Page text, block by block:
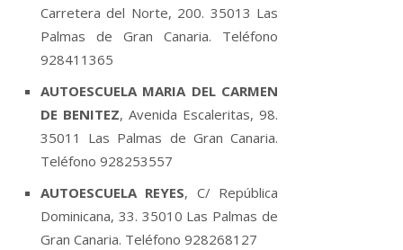
Carretera del Norte, 200. 35013 Las
Palmas de Gran Canaria. Teléfono
928411365
AUTOESCUELA MARIA DEL CARMEN
DE BENITEZ, Avenida Escaleritas, 98.
35011 Las Palmas de Gran Canaria.
Teléfono 928253557
AUTOESCUELA REYES, C/ República
Dominicana, 33. 35010 Las Palmas de
Gran Canaria. Teléfono 928268127